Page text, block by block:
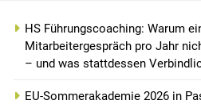
HS Führungscoaching: Warum
Mitarbeitergespräch pro Jahr
– und was stattdessen
EU-Sommerakademie 2026 in